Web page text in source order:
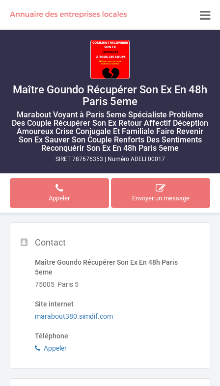
Maître Goundo Récupérer Son Ex En 48h
Paris 5eme
Marabout Voyant à Paris 5eme Spécialiste Problème
Des Couple Récupérer Son Ex Retour Affectif Déception
Amoureux Crise Conjugale Et Familiale Faire Revenir
Son Ex Sauver Son Couple Renforts Des Sentiments
Reconquérir Son Ex En 48h Paris 5eme
SIRET 787676353 Numéro ADELI 00017
Appeler Envoyer un message
Contact
Maître Goundo Récupérer Son Ex En 48h Paris
5eme
75005 Paris 5
Site internet
marabout380.simdif.com
Téléphone
Appeler